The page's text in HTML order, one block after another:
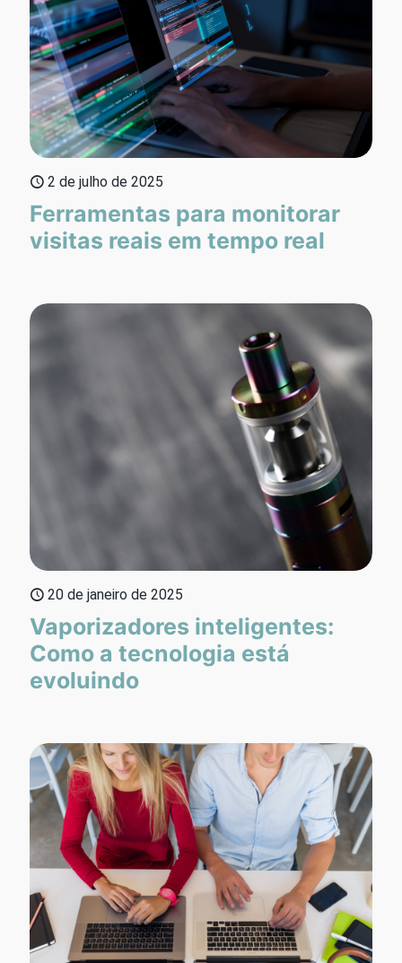
2 de julho de 2025
Ferramentas para monitorar
visitas reais em tempo real
20 de janeiro de 2025
Vaporizadores inteligentes:
Como a tecnologia está
evoluindo